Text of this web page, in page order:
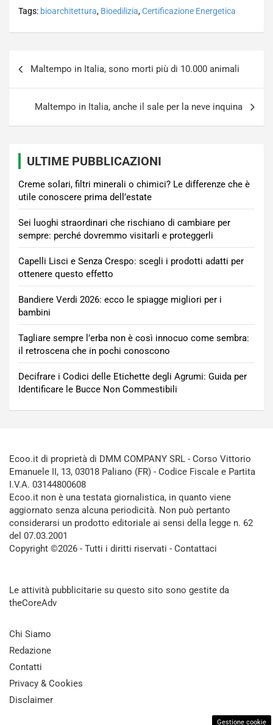
Tags: bioarchitettura, Bioedilizia,Certificazione Energetica
Maltempo in Italia, sono morti più di 10.000 animali
Maltempo in Italia, anche il sale per la neve inquina
ULTIME PUBBLICAZIONI
Creme solari, filtri minerali o chimici? Le differenze che è
utile conoscere prima dell’estate
Sei luoghi straordinari che rischiano di cambiare per
sempre: perché dovremmo visitarli e proteggerli
Capelli Lisci e Senza Crespo: scegli i prodotti adatti per
ottenere questo effetto
Bandiere Verdi 2026: ecco le spiagge migliori per i
bambini
Tagliare sempre l’erba non è così innocuo come sembra:
il retroscena che in pochi conoscono
Decifrare i Codici delle Etichette degli Agrumi: Guida per
Identificare le Bucce Non Commestibili
Ecoo.it di proprietà di DMM COMPANY SRL - Corso Vittorio
Emanuele II, 13, 03018 Paliano (FR) - Codice Fiscale e Partita
I.V.A. 03144800608
Ecoo.it non è una testata giornalistica, in quanto viene
aggiornato senza alcuna periodicità. Non può pertanto
considerarsi un prodotto editoriale ai sensi della legge n. 62
del 07.03.2001
Copyright ©2026 - Tutti i diritti riservati - Contattaci
Le attività pubblicitarie su questo sito sono gestite da
theCoreAdv
Chi Siamo
Redazione
Contatti
Privacy & Cookies
Disclaimer
Gestione cookie